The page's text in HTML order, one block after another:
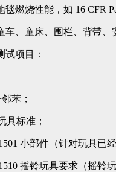
燃烧性能，如 16 CFR
、童床、围栏、背带、
试项目：
苯；
具标准；
小部件（针对玩具已
摇铃玩具要求（摇铃